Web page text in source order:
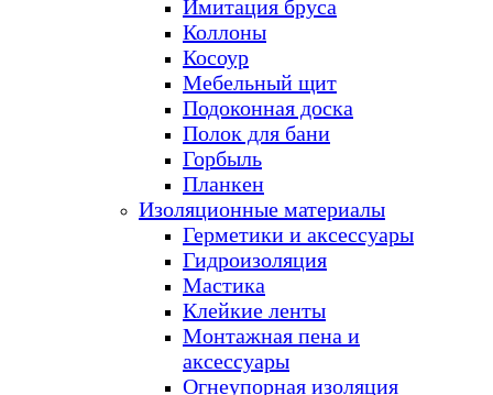
Имитация бруса
Коллоны
Косоур
Мебельный щит
Подоконная доска
Полок для бани
Горбыль
Планкен
Изоляционные материалы
Герметики и аксессуары
Гидроизоляция
Мастика
Клейкие ленты
Монтажная пена и
аксессуары
Огнеупорная изоляция